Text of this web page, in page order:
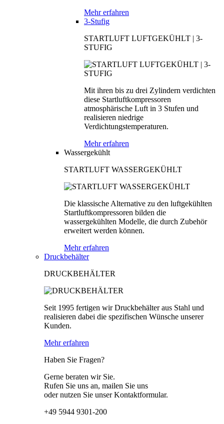
Mehr erfahren
3-Stufig
STARTLUFT LUFTGEKÜHLT | 3-
STUFIG
Mit ihren bis zu drei Zylindern verdichten
diese Startluftkompressoren
atmosphärische Luft in 3 Stufen und
realisieren niedrige
Verdichtungstemperaturen.
Mehr erfahren
Wassergekühlt
STARTLUFT WASSERGEKÜHLT
Die klassische Alternative zu den luftgekühlten
Startluftkompressoren bilden die
wassergekühlten Modelle, die durch Zubehör
erweitert werden können.
Mehr erfahren
Druckbehälter
DRUCKBEHÄLTER
Seit 1995 fertigen wir Druckbehälter aus Stahl und
realisieren dabei die spezifischen Wünsche unserer
Kunden.
Mehr erfahren
Haben Sie Fragen?
Gerne beraten wir Sie.
Rufen Sie uns an, mailen Sie uns
oder nutzen Sie unser Kontaktformular.
+49 5944 9301-200